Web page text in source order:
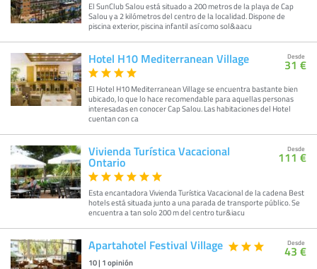
El SunClub Salou está situado a 200 metros de la playa de Cap
Salou y a 2 kilómetros del centro de la localidad. Dispone de
piscina exterior, piscina infantil así como sol&aacu
Hotel H10 Mediterranean Village
El Hotel H10 Mediterranean Village se encuentra bastante bien
ubicado, lo que lo hace recomendable para aquellas personas
interesadas en conocer Cap Salou. Las habitaciones del Hotel
cuentan con ca
Desde
31 €
Vivienda Turística Vacacional
Ontario
Esta encantadora Vivienda Turística Vacacional de la cadena Best
hotels está situada junto a una parada de transporte público. Se
encuentra a tan solo 200 m del centro tur&iacu
Desde
111 €
Apartahotel Festival Village
10| 1opinión
Desde
43 €